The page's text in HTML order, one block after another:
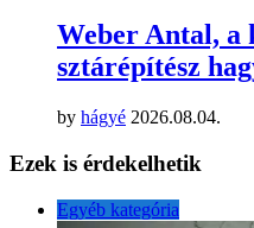
Weber Antal, a
sztárépítész
by hágyé 2026.08.04.
Ezek is érdekelhetik
Egyéb kategória